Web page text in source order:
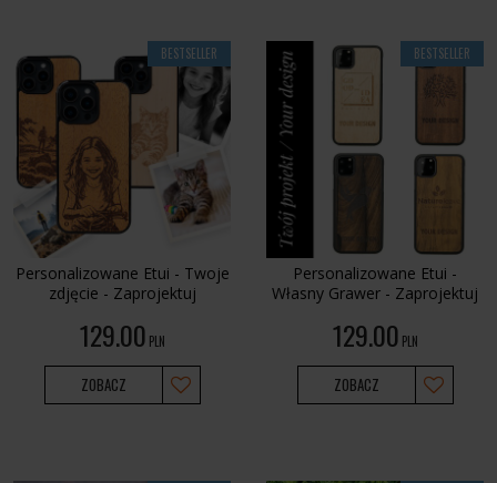
BESTSELLER
Personalizowane Etui - Twoje
zdjęcie - Zaprojektuj
129.00 PLN
ZOBACZ
BESTSELLER
Personalizowane Etui -
Własny Grawer - Zaprojektuj
129.00 PLN
ZOBACZ